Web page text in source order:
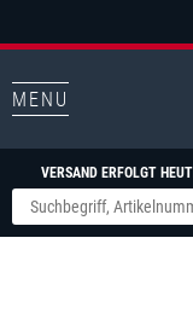
MENU
VERSAND ERFOLGT